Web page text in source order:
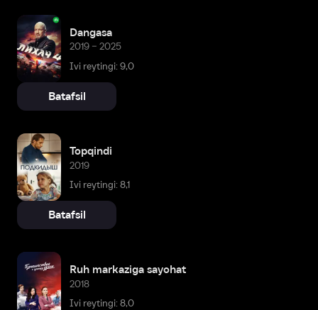
Dangasa
2019 – 2025
Ivi reytingi: 9,0
Batafsil
Topqindi
2019
Ivi reytingi: 8,1
Batafsil
Ruh markaziga sayohat
2018
Ivi reytingi: 8,0